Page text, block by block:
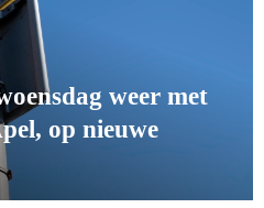
weer met
op nieuwe